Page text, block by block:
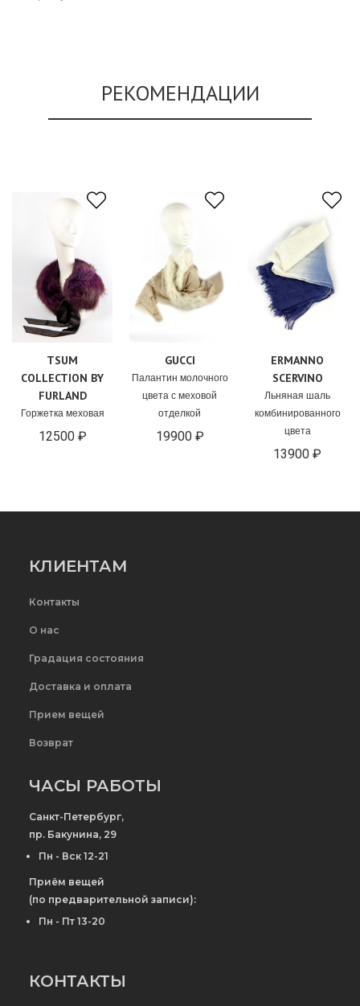
РЕКОМЕНДАЦИИ
TSUM
COLLECTION BY
FURLAND
Горжетка меховая
12500 ₽
GUCCI
Палантин молочного
цвета с меховой
отделкой
19900 ₽
ERMANNO
SCERVINO
Льняная шаль
комбинированного
цвета
13900 ₽
КЛИЕНТАМ
Контакты
О нас
Градация состояния
Доставка и оплата
Прием вещей
Возврат
ЧАСЫ РАБОТЫ
Санкт-Петербург,
пр. Бакунина, 29
Пн - Вск 12-21
Приём вещей
(по предварительной записи):
Пн - Пт 13-20
КОНТАКТЫ